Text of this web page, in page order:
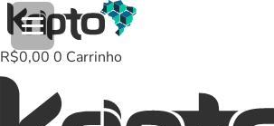
para
o
conteúdo
R$0,00 0 Carrinho